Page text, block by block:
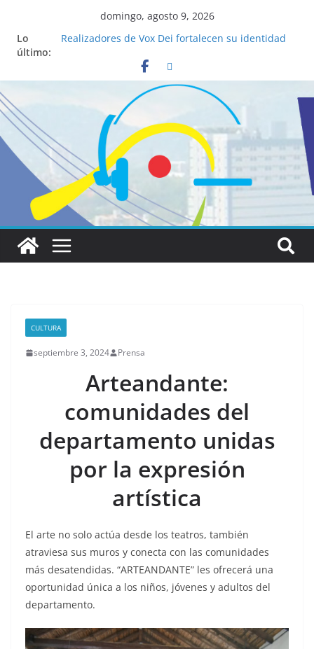
domingo, agosto 9, 2026
Lo
último:
Realizadores de Vox Dei fortalecen su identidad
La ciencia desvela los 5 secretos que tiene
fácilmente un católico para convertirse en
“Superancianos”
Pop Up Market atrae a cientos de visitantes y
dinamiza la economía local
Salud mental a la mesa: la importancia de
hablarlo en familia
Lo que tienen en común la nueva Película Toy
Story 5 y el Papa León XIV
CULTURA
septiembre 3, 2024 Prensa
Arteandante:
comunidades del
departamento unidas
por la expresión
artística
El arte no solo actúa desde los teatros, también
atraviesa sus muros y conecta con las comunidades
más desatendidas. “ARTEANDANTE” les ofrecerá una
oportunidad única a los niños, jóvenes y adultos del
departamento.